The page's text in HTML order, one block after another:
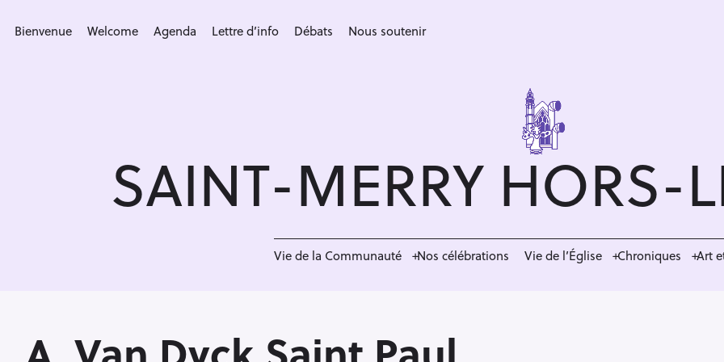
Bienvenue Welcome Agenda Lettre d’info Débats Nous soutenir
SAINT-MERRY HORS-
Vie de la Communauté Nos célébrations Vie de l’Église Chroniques Art